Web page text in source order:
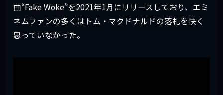
曲“Fake Woke”を2021年1月にリリースしており、エミ
ネムファンの多くはトム・マクドナルドの落札を快く
思っていなかった。